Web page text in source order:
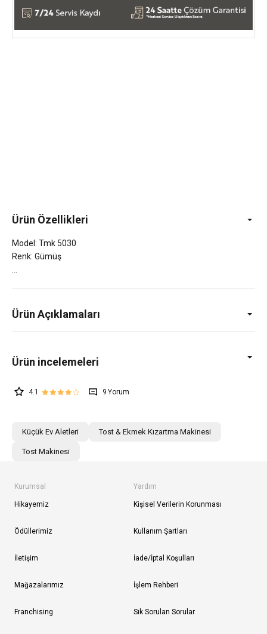
Ürün Özellikleri
Model: Tmk 5030
Renk: Gümüş
Ürün Açıklamaları
4.1 9
Küçük Ev Aletleri Tost & Ekmek Kızartma Makinesi
Tost Makinesi
Kurumsal
Hikayemiz
Ödüllerimiz
İletişim
Mağazalarımız
Franchising
Yardım
Kişisel Verilerin Korunması
Kullanım Şartları
İade/İptal Koşulları
İşlem Rehberi
Sık Sorulan Sorular